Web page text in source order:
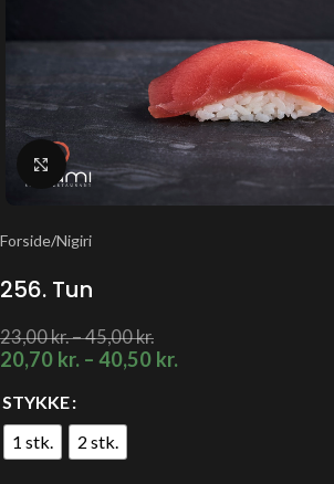
Klik for at forstørre
Forside/Nigiri
256. Tun
23,00kr.–45,00kr.
20,70 kr. – 40,50 kr.
STYKKE
1 stk.
2 stk.